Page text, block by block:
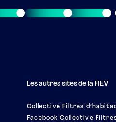
Les autres sites de la FIEV
Collective Filtres
Facebook Collective Filtres